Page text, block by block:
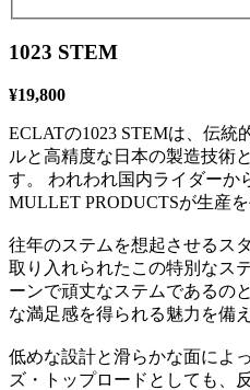
1023 STEM
¥19,800
ECLATの1023 STEMは、伝統
ルと高精度な日本の製造技術
す。 われわれ国内ライダーか
MULLET PRODUCTSが生産を
往年のステムを想起させるス
取り入れられたこの特別なス
ーンで頑丈なステムであるの
な満足感を得られる魅力を備
低めな設計と滑らかな面によ
ズ・トップロードとしても、